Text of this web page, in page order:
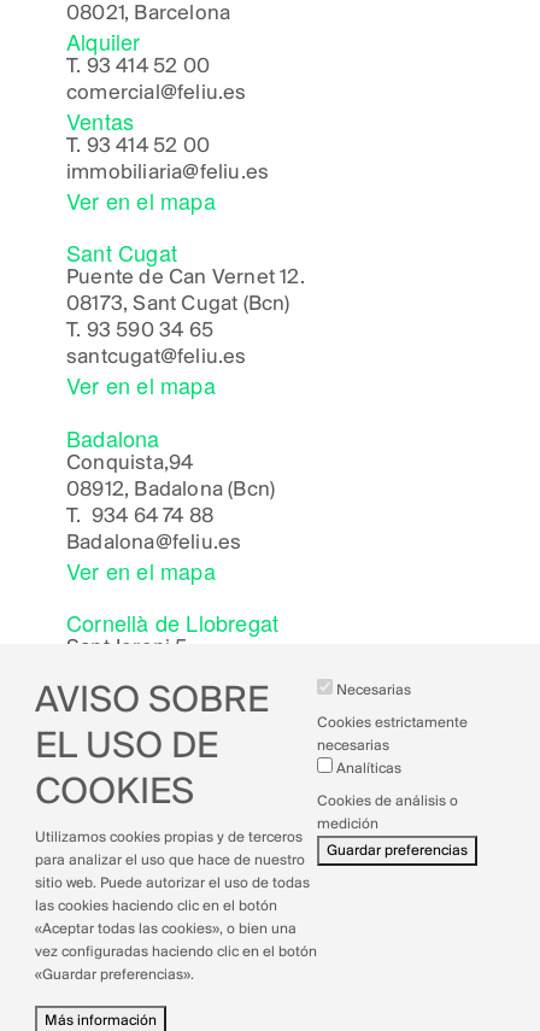
08021, Barcelona
Alquiler
T. 93 414 52 00
comercial@feliu.es
Ventas
T. 93 414 52 00
immobiliaria@feliu.es
Ver en el mapa
Sant Cugat
Puente de Can Vernet 12.
08173, Sant Cugat (Bcn)
T. 93 590 34 65
santcugat@feliu.es
Ver en el mapa
Badalona
Conquista,94
08912, Badalona (Bcn)
T. 934 64 74 88
Badalona@feliu.es
Ver en el mapa
Cornellà de Llobregat
Sant Jeroni 5,
08940, Cornellà de Llobregat (Bcn)
Cornella @feliu.es
Ver en el mapa
Aviso legal
Política de cookies
Política de privacidad
Política de calidad
AVISO SOBRE
EL USO DE
COOKIES
Utilizamos cookies propias y de terceros
para analizar el uso que hace de nuestro
sitio web. Puede autorizar el uso de todas
las cookies haciendo clic en el botón
«Aceptar todas las cookies», o bien una
vez configuradas haciendo clic en el botón
«Guardar preferencias».
Más información
Necesarias
Cookies estrictamente
necesarias
Analíticas
Cookies de análisis o
medición
Guardar preferencias